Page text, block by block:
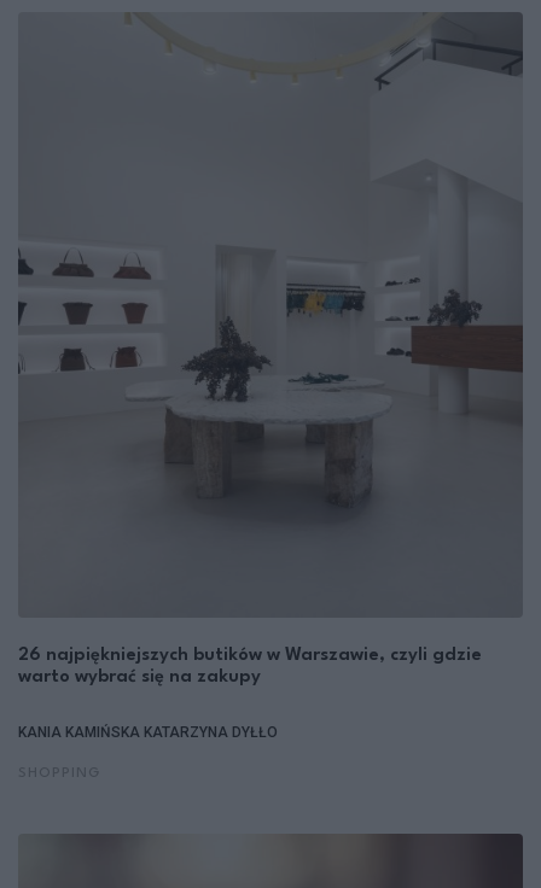
26 najpiękniejszych butików w Warszawie, czyli gdzie
warto wybrać się na zakupy
KANIA KAMIŃSKA KATARZYNA DYŁŁO